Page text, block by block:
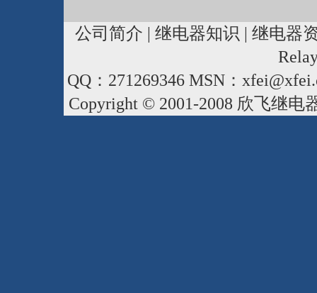
公司简介 | 继电器知识 | 继电器
QQ：271269346 MSN：
Copyright © 2001-2008 欣飞继电